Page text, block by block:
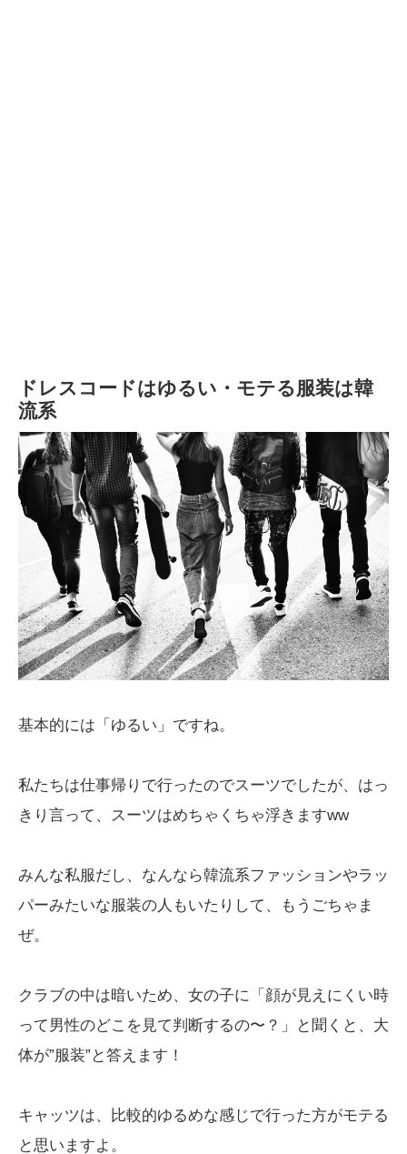
ドレスコードはゆるい・モテる服装は韓
流系
基本的には「ゆるい」ですね。
私たちは仕事帰りで行ったのでスーツでしたが、はっ
きり言って、スーツはめちゃくちゃ浮きますww
みんな私服だし、なんなら韓流系ファッションやラッ
パーみたいな服装の人もいたりして、もうごちゃま
ぜ。
クラブの中は暗いため、女の子に「顔が見えにくい時
って男性のどこを見て判断するの〜？」と聞くと、大
体が”服装”と答えます！
キャッツは、比較的ゆるめな感じで行った方がモテる
と思いますよ。